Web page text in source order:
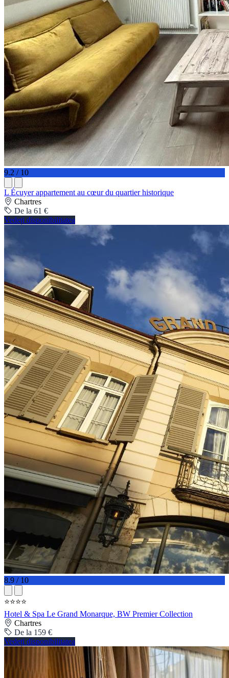
9.2 / 10
L Écuyer appartement au cœur du quartier historique
Chartres
De la 61 €
Vedeți disponibilitatea
8.9 / 10
⭐⭐⭐⭐
Hotel & Spa Le Grand Monarque, BW Premier Collection
Chartres
De la 159 €
Vedeți disponibilitatea